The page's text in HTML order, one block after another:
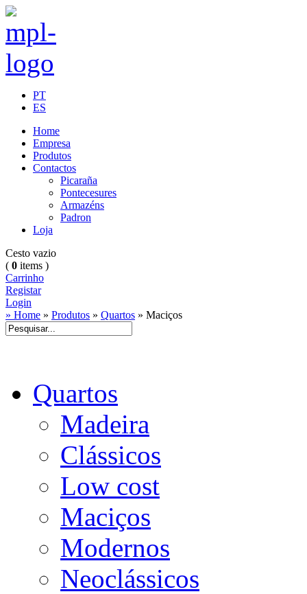
PT
ES
Home
Empresa
Produtos
Contactos
Picaraña
Pontecesures
Armazéns
Padron
Loja
Cesto vazio
( 0 items )
Carrinho
Registar
Login
» Home » Produtos » Quartos » Maciços
Quartos
Madeira
Clássicos
Low cost
Maciços
Modernos
Neoclássicos